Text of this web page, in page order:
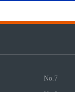
No.7